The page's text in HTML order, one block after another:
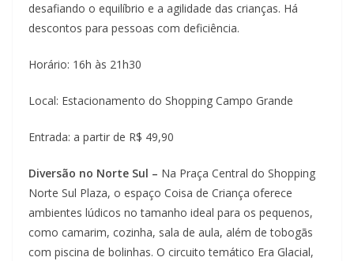
desafiando o equilíbrio e a agilidade das crianças. Há
descontos para pessoas com deficiência.
Horário: 16h às 21h30
Local: Estacionamento do Shopping Campo Grande
Entrada: a partir de R$ 49,90
Diversão no Norte Sul – Na Praça Central do Shopping
Norte Sul Plaza, o espaço Coisa de Criança oferece
ambientes lúdicos no tamanho ideal para os pequenos,
como camarim, cozinha, sala de aula, além de tobogãs
com piscina de bolinhas. O circuito temático Era Glacial,